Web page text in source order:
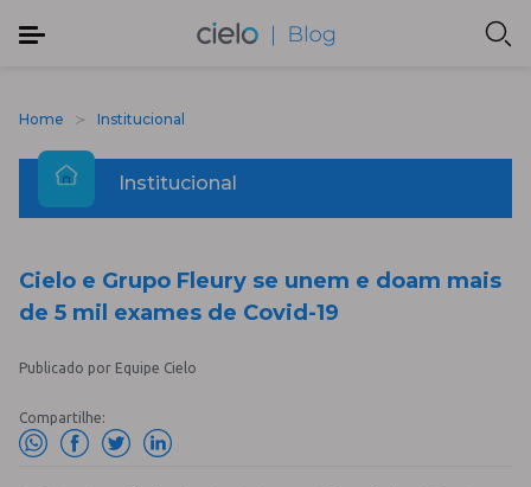
Home Institucional
Institucional
Cielo e Grupo Fleury se unem e doam mais
de 5 mil exames de Covid-19
Publicado por Equipe Cielo
Compartilhe: